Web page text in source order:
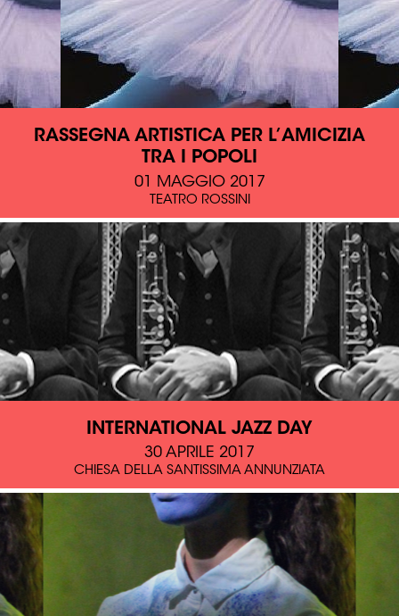
RASSEGNA ARTISTICA PER L’AMICIZIA
TRA I POPOLI
01 MAGGIO 2017
TEATRO ROSSINI
INTERNATIONAL JAZZ DAY
30 APRILE 2017
CHIESA DELLA SANTISSIMA ANNUNZIATA